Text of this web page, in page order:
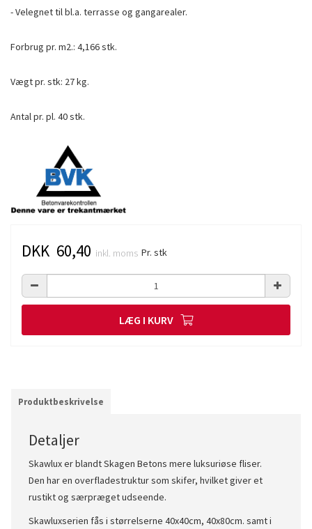
- Velegnet til bl.a. terrasse og gangarealer.
Forbrug pr. m2.: 4,166 stk.
Vægt pr. stk: 27 kg.
Antal pr. pl. 40 stk.
DKK 60,40 inkl. moms Pr. stk
LÆG I KURV
Produktbeskrivelse
Detaljer
Skawlux er blandt Skagen Betons mere luksuriøse fliser.
Den har en overfladestruktur som skifer, hvilket giver et
rustikt og særpræget udseende.
Skawluxserien fås i størrelserne 40x40cm, 40x80cm. samt i